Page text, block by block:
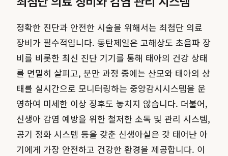
정확한 진단과 안전한 시술을 위해서는 최첨단 의료
장비가 필수적입니다. 동탄제일은 고해상도 초음파 장
비를 비롯한 최신 진단 기기를 통해 태아의 건강 상태
를 면밀히 살피고, 분만 과정 중에는 산모와 태아의 상
태를 실시간으로 모니터링하는 중앙감시시스템을 운
영하여 미세한 이상 징후도 놓치지 않습니다. 더불어,
신생아 감염 예방을 위한 철저한 소독 및 관리 시스템,
공기 정화 시스템 등을 갖춘 신생아실은 갓 태어난 아
기에게 가장 안전하고 건강한 환경을 제공합니다. 이